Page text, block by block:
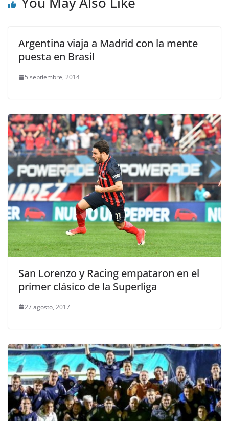
Argentina viaja a Madrid con la mente
puesta en Brasil
5 septiembre, 2014
San Lorenzo y Racing empataron en el
primer clásico de la Superliga
27 agosto, 2017